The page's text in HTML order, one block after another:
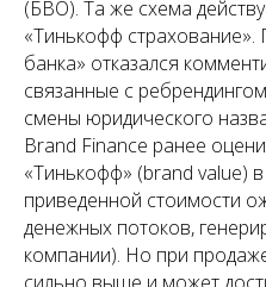
(БВО). Та же схема
«Тинькофф страхование».
банка» отказался
связанные с
смены юридического
Brand Finance ранее
«Тинькофф» (brand value)
приведенной стоимости
денежных потоков,
компании). Но при